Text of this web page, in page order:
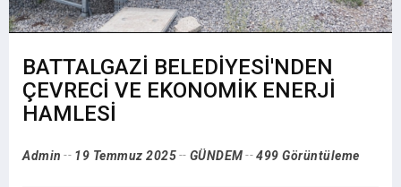
BATTALGAZİ BELEDİYESİ'NDEN
ÇEVRECİ VE EKONOMİK ENERJİ
HAMLESİ
Admin 19 Temmuz 2025 GÜNDEM 499 Görüntüleme